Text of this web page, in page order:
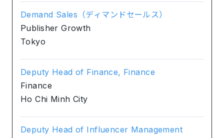
Demand Sales（ディマンドセールス）
Publisher Growth
Tokyo
Deputy Head of Finance, Finance
Finance
Ho Chi Minh City
Deputy Head of Influencer Management